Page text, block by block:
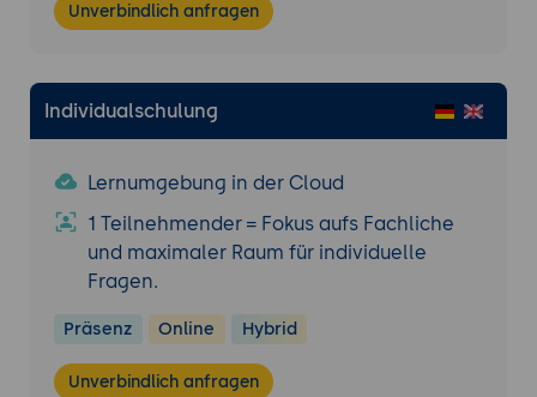
Deutschland, Niederlassung in Frankreich,
Kubernetes-Workloads, gemeinsame
Compliance-Policies definieren.
Schutz-Mechanismen und Branchen-Patterns
4. Microsoft Cloud for Sovereignty und
Sovereign Landing Zones
Microsoft Cloud for Sovereignty-
Architektur: vorkonfigurierte
Datenresidenz, Sovereign Landing Zones
Unverbindlich anfragen
Individualschulung
Lernumgebung in der Cloud
1 Teilnehmender = Fokus aufs Fachliche
und maximaler Raum für individuelle
Fragen.
Präsenz Online Hybrid
Unverbindlich anfragen